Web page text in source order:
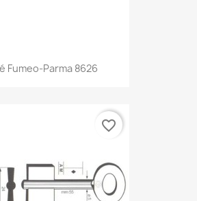
Fumeo-Parma 8626
favorite_border